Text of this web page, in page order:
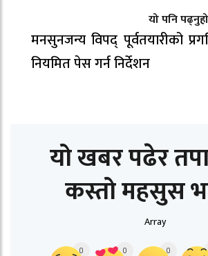
यो पनि
मनसुनजन्य विपद् पूर्वतयारीको
नियमित पेस गर्न निर्देशन
यो खबर पढेर
कस्तो महसुस
Array
0 0 0